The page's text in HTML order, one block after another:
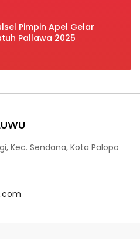
Pimpin Apel Gelar
Pallawa 2025
Kec. Sendana, Kota Palopo